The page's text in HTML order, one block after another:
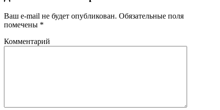
Ваш e-mail не будет опубликован. Обязательные поля
помечены *
Комментарий